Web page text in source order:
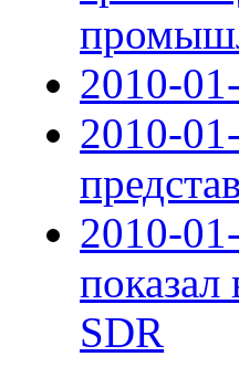
2010-
2010-
2010-
показал
SDR